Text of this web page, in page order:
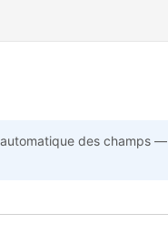
des champs —